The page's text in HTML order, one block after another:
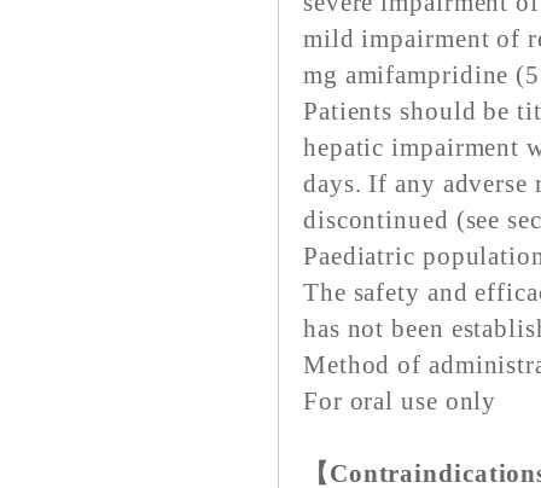
mild impairment of
mg amifampridine
Patients should be
hepatic impairment
days. If any adverse
discontinued (see
Paediatric
The safety and
has not been
Method of
For oral use only
【